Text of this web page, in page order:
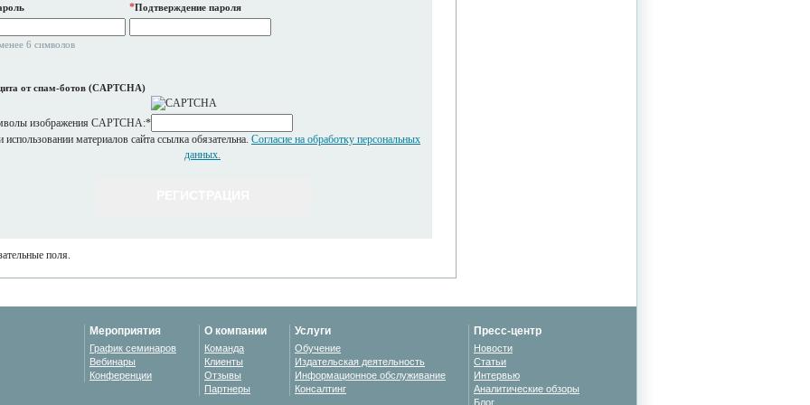
6 символов
*Подтверждение пароля
от спам-ботов (CAPTCHA)
изображения CAPTCHA:*
использовании материалов сайта ссылка обязательна. Согласие на обработку персональных
данных.
поля.
Мероприятия
График семинаров
Вебинары
Конференции
О компании
Команда
Клиенты
Отзывы
Партнеры
Услуги
Обучение
Издательская деятельность
Информационное обслуживание
Консалтинг
Пресс-центр
Новости
Статьи
Интервью
Аналитические обзоры
Блог